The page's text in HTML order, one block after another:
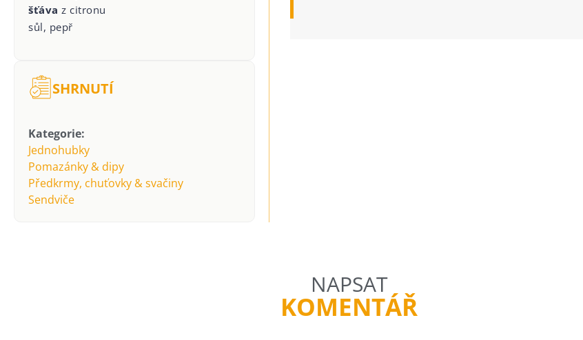
šťáva z citronu
sůl, pepř
SHRNUTÍ
Kategorie:
Jednohubky
Pomazánky & dipy
Předkrmy, chuťovky & svačiny
Sendviče
NAPSAT
KOMENTÁŘ